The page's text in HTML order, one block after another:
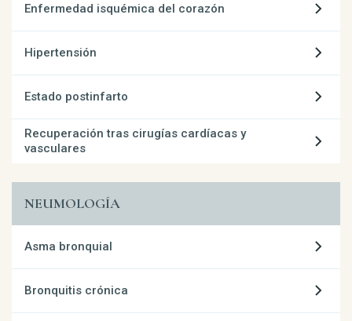
Enfermedad isquémica del corazón
Hipertensión
Estado postinfarto
Recuperación tras cirugías cardíacas y
vasculares
NEUMOLOGÍA
Asma bronquial
Bronquitis crónica